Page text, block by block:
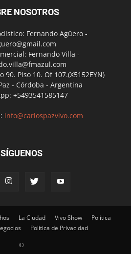
NOSOTROS
Fernando Agüero -
Fernando Villa -
90. Piso 10. Of 107.(X5152EYN)
- Córdoba - Argentina
+5493541585147
info@carlospazvivo.com
SÍGUENOS
La Ciudad Vivo Show
Política
Política de Privacidad
©